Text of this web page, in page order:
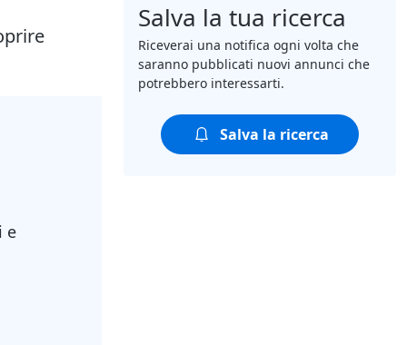
e
Salva la tua ricerca
Riceverai una notifica ogni volta che
saranno pubblicati nuovi annunci che
potrebbero interessarti.
Salva la ricerca